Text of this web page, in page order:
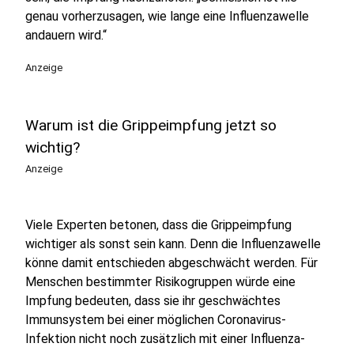
genau vorherzusagen, wie lange eine Influenzawelle
andauern wird.“
Anzeige
Warum ist die Grippeimpfung jetzt so
wichtig?
Anzeige
Viele Experten betonen, dass die Grippeimpfung
wichtiger als sonst sein kann. Denn die Influenzawelle
könne damit entschieden abgeschwächt werden. Für
Menschen bestimmter Risikogruppen würde eine
Impfung bedeuten, dass sie ihr geschwächtes
Immunsystem bei einer möglichen Coronavirus-
Infektion nicht noch zusätzlich mit einer Influenza-